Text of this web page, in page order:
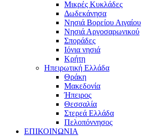
Μικρές Κυκλάδες
Δωδεκάνησα
Νησιά Βορείου Αιγαίου
Νησιά Αργοσαρωνικού
Σποράδες
Ιόνια νησιά
Κρήτη
Ηπειρωτική Ελλάδα
Θράκη
Μακεδονία
Ήπειρος
Θεσσαλία
Στερεά Ελλάδα
Πελοπόννησος
ΕΠΙΚΟΙΝΩΝΙΑ